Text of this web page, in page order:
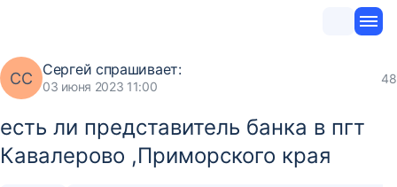
СС Сергей спрашивает:
03 июня 2023 11:00
48
есть ли представитель банка в пгт
Кавалерово ,Приморского края